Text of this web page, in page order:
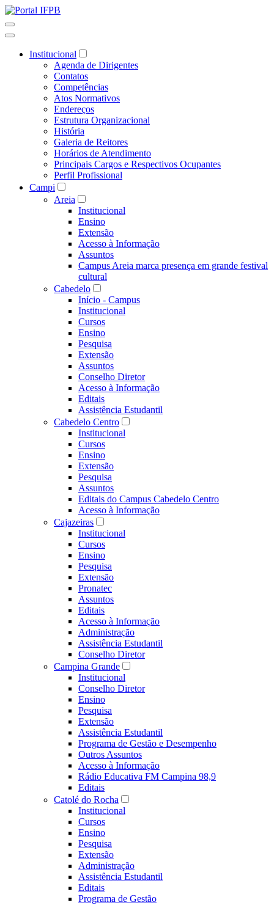
Institucional
Agenda de Dirigentes
Contatos
Competências
Atos Normativos
Endereços
Estrutura Organizacional
História
Galeria de Reitores
Horários de Atendimento
Principais Cargos e Respectivos Ocupantes
Perfil Profissional
Campi
Areia
Institucional
Ensino
Extensão
Acesso à Informação
Assuntos
Campus Areia marca presença em grande festival
cultural
Cabedelo
Início - Campus
Institucional
Cursos
Ensino
Pesquisa
Extensão
Assuntos
Conselho Diretor
Acesso à Informação
Editais
Assistência Estudantil
Cabedelo Centro
Institucional
Cursos
Ensino
Extensão
Pesquisa
Assuntos
Editais do Campus Cabedelo Centro
Acesso à Informação
Cajazeiras
Institucional
Cursos
Ensino
Pesquisa
Extensão
Pronatec
Assuntos
Editais
Acesso à Informação
Administração
Assistência Estudantil
Conselho Diretor
Campina Grande
Institucional
Conselho Diretor
Ensino
Pesquisa
Extensão
Assistência Estudantil
Programa de Gestão e Desempenho
Outros Assuntos
Acesso à Informação
Rádio Educativa FM Campina 98,9
Editais
Catolé do Rocha
Institucional
Cursos
Ensino
Pesquisa
Extensão
Administração
Assistência Estudantil
Editais
Programa de Gestão